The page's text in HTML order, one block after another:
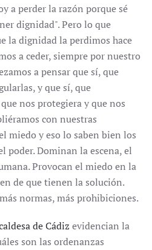
a perder la razón porque sé
dignidad". Pero lo que
la dignidad la perdimos hace
a ceder, siempre por nuestro
a pensar que sí, que
y que sí, que
nos protegiera y que nos
con nuestras
miedo y eso lo saben bien los
poder. Dominan la escena, el
Provocan el miedo en la
de que tienen la solución.
normas, más prohibiciones.
de Cádiz evidencian la
son las ordenanzas